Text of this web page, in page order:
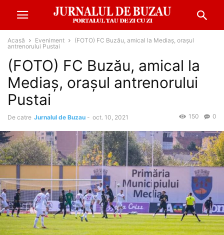
Acasă Eveniment
(FOTO) FC Buzău, amical la Mediaș, orașul
antrenorului Pustai
(FOTO) FC Buzău, amical la
Mediaș, orașul antrenorului
Pustai
De catre Jurnalul de Buzau - oct. 10, 2021 0
150